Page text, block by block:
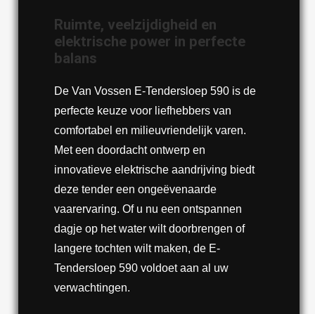
Ruimte, veelzijdigheid en
elektrische power in perfecte
balans
De Van Vossen E-Tendersloep 590 is de
perfecte keuze voor liefhebbers van
comfortabel en milieuvriendelijk varen.
Met een doordacht ontwerp en
innovatieve elektrische aandrijving biedt
deze tender een ongeëvenaarde
vaarervaring. Of u nu een ontspannen
dagje op het water wilt doorbrengen of
langere tochten wilt maken, de E-
Tendersloep 590 voldoet aan al uw
verwachtingen.